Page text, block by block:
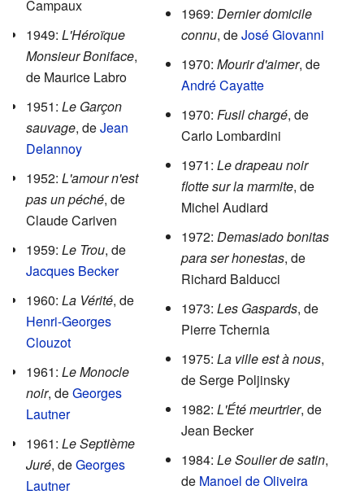
Campaux
1949: L'Héroïque
Monsieur Boniface,
de Maurice Labro
1951: Le Garçon
sauvage, deJean
Delannoy
1952: L'amour n'est
pas un péché, de
Claude Cariven
1959: Le Trou, de
Jacques Becker
1960: La Vérité, de
Henri-Georges
Clouzot
1961: Le Monocle
noir, deGeorges
Lautner
1961: Le Septième
Juré, deGeorges
Lautner
1969: Dernier domicile
connu, deJosé Giovanni
1970: Mourir d'aimer, de
André Cayatte
1970: Fusil chargé, de
Carlo Lombardini
1971: Le drapeau noir
flotte sur la marmite, de
Michel Audiard
1972: Demasiado bonitas
para ser honestas, de
Richard Balducci
1973: Les Gaspards, de
Pierre Tchernia
1975: La ville est à nous,
de Serge Poljinsky
1982: L'Été meurtrier, de
Jean Becker
1984: Le Soulier de satin,
de Manoel de Oliveira